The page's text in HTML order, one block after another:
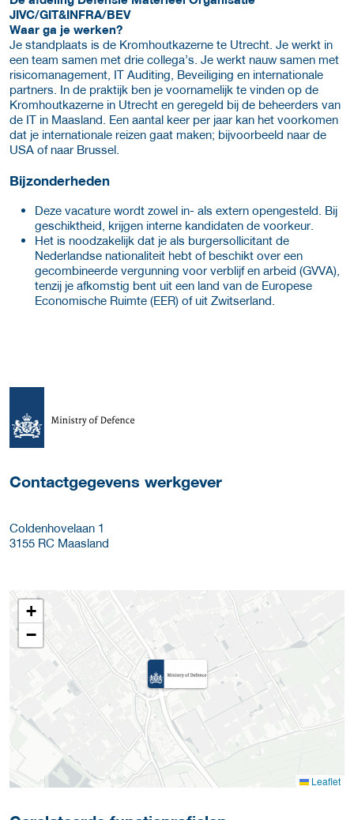
JIVC/GIT&INFRA/BEV
Waar ga je werken?
Je standplaats is de Kromhoutkazerne te Utrecht. Je werkt in
een team samen met drie collega’s. Je werkt nauw samen met
risicomanagement, IT Auditing, Beveiliging en internationale
partners. In de praktijk ben je voornamelijk te vinden op de
Kromhoutkazerne in Utrecht en geregeld bij de beheerders van
de IT in Maasland. Een aantal keer per jaar kan het voorkomen
dat je internationale reizen gaat maken; bijvoorbeeld naar de
USA of naar Brussel.
Bijzonderheden
Deze vacature wordt zowel in- als extern opengesteld. Bij
geschiktheid, krijgen interne kandidaten de voorkeur.
Het is noodzakelijk dat je als burgersollicitant de
Nederlandse nationaliteit hebt of beschikt over een
gecombineerde vergunning voor verblijf en arbeid (GVVA),
tenzij je afkomstig bent uit een land van de Europese
Economische Ruimte (EER) of uit Zwitserland.
Meer werkgever details
Contactgegevens werkgever
Coldenhovelaan 1
3155 RC Maasland
+
−
Leaflet